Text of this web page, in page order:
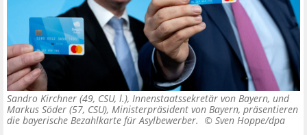
Sandro Kirchner (49, CSU, l.), Innenstaatssekretär von Bayern, und
Markus Söder (57, CSU), Ministerpräsident von Bayern, präsentieren
die bayerische Bezahlkarte für Asylbewerber. © Sven Hoppe/dpa